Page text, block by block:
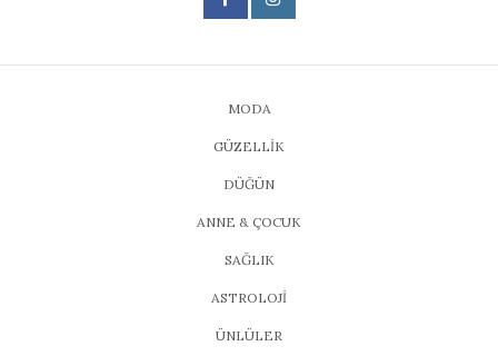
MODA
GÜZELLİK
DÜĞÜN
ANNE & ÇOCUK
SAĞLIK
ASTROLOJİ
ÜNLÜLER